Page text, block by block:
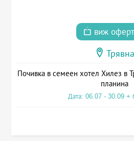
виж
Трявна
Почивка в семеен хотел Хилез в
планина
Дата: 06.07 - 30.09 +